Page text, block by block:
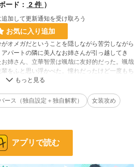
ード： 2 件 ）
加して更新通知を受け取ろう
お気に入り追加
オメガだということを隠しながら苦労しながら
パートの隣に美人なお姉さんが引っ越してき
姉さん、立華智景は颯哉に友好的だった。颯哉
をふと思い浮かべた。憧れだったけど一度もち
輩。忘れていた恋心が蘇るが、居場所を知らな
でどうしてるのかも…。
自己設定の自己解釈あり作品になります。
件
件
ース（独自設定＋独自解釈）
女装攻め
アプリで読む